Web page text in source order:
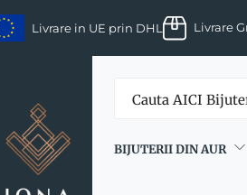
Livrare in UE prin DHL Livrare
BIJUTERII DIN AUR